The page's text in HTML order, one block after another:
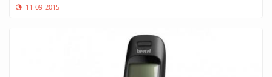
11-09-2015